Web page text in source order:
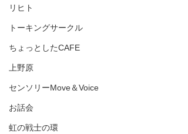
リヒト
トーキングサークル
ちょっとしたCAFE
上野原
センソリーMove＆Voice
お話会
虹の戦士の環